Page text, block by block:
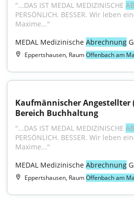
"...DAS IST MEDAL MEDIZINISCHE
PERSÖNLICH. BESSER. Wir leben
Maxime..."
MEDAL Medizinische Abrechnung
Eppertshausen, RaumOffenbach am
Kaufmännischer Angestellter
Bereich Buchhaltung
"...DAS IST MEDAL MEDIZINISCHE
PERSÖNLICH. BESSER. Wir leben
Maxime..."
MEDAL Medizinische Abrechnung
Eppertshausen, RaumOffenbach am